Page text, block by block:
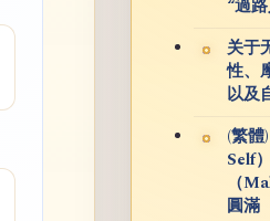
“過
关于
性、
以及
(繁
Self
（
圓滿